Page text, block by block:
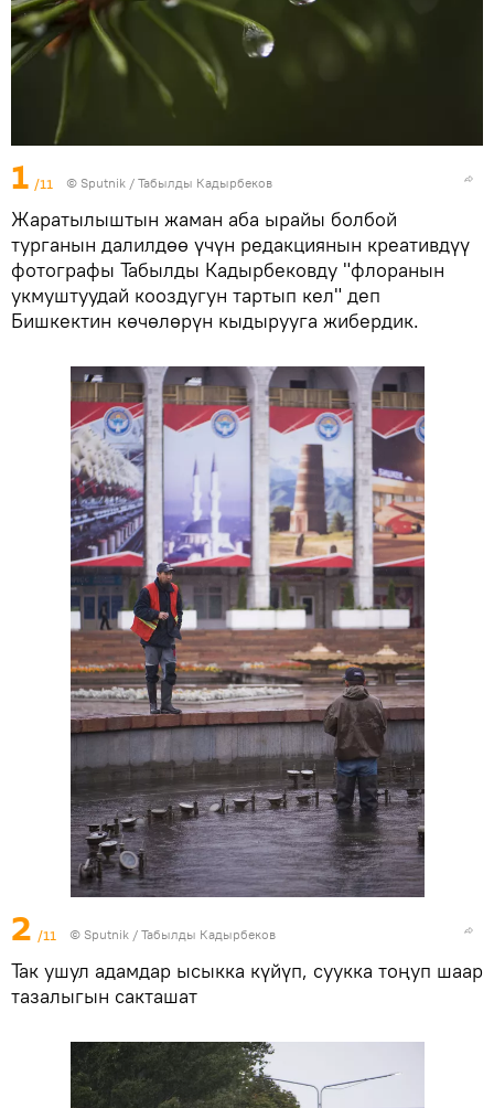
1 /11 © Sputnik / Табылды Кадырбеков
Жаратылыштын жаман аба ырайы болбой
турганын далилдөө үчүн редакциянын креативдүү
фотографы Табылды Кадырбековду "флоранын
укмуштуудай кооздугун тартып кел" деп
Бишкектин көчөлөрүн кыдырууга жибердик.
2 /11 © Sputnik / Табылды Кадырбеков
Так ушул адамдар ысыкка күйүп, суукка тоңуп шаар
тазалыгын сакташат